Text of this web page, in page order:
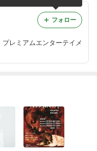
レミアムエンターテイメ
フォロー